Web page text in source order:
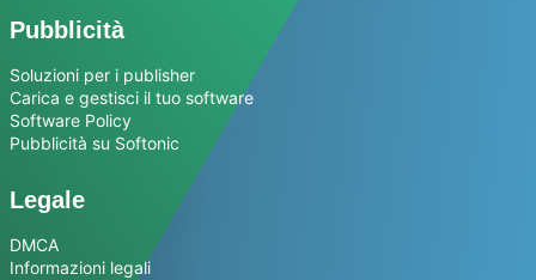
Pubblicità
Soluzioni per i publisher
Carica e gestisci il tuo software
Software Policy
Pubblicità su Softonic
Legale
DMCA
Informazioni legali